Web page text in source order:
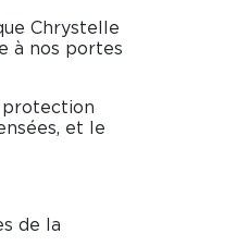
Chrystelle
à nos portes
protection
et le
de la